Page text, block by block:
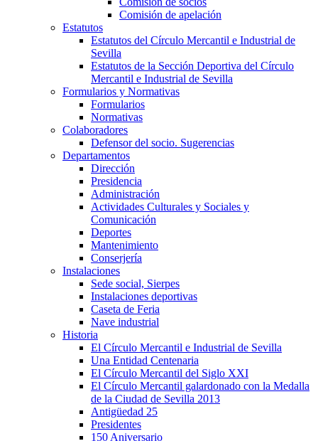
Comisión de apelación
Estatutos
Estatutos del Círculo Mercantil e Industrial de
Sevilla
Estatutos de la Sección Deportiva del Círculo
Mercantil e Industrial de Sevilla
Formularios y Normativas
Formularios
Normativas
Colaboradores
Defensor del socio. Sugerencias
Departamentos
Dirección
Presidencia
Administración
Actividades Culturales y Sociales y
Comunicación
Deportes
Mantenimiento
Conserjería
Instalaciones
Sede social, Sierpes
Instalaciones deportivas
Caseta de Feria
Nave industrial
Historia
El Círculo Mercantil e Industrial de Sevilla
Una Entidad Centenaria
El Círculo Mercantil del Siglo XXI
El Círculo Mercantil galardonado con la Medalla
de la Ciudad de Sevilla 2013
Antigüedad 25
Presidentes
150 Aniversario